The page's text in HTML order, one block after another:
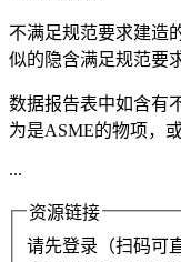
不满足规范要求建造
似的隐含满足规范要
数据报告表中如含有
为是ASME的物项，
...
资源链接
请先登录（扫码可